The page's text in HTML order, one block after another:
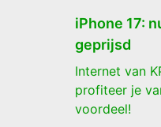
iPhone 17:
geprijsd
Internet van
profiteer je
voordeel!